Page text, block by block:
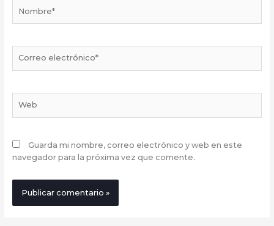
electrónico*
Guarda mi nombre, correo electrónico y web en este
navegador para la próxima vez que comente.